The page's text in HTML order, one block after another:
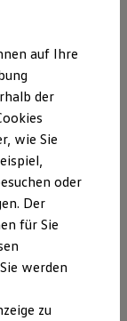
Caravelle
in die
auf Ihre
der
wie Sie
oder
Der
für Sie
werden
zu